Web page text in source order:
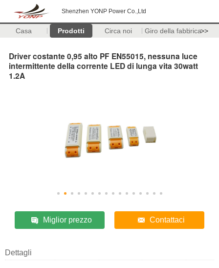
Shenzhen YONP Power Co.,Ltd
Casa Prodotti Circa noi Giro della fabbrica>>
Driver costante 0,95 alto PF EN55015, nessuna luce
intermittente della corrente LED di lunga vita 30watt
1.2A
Miglior prezzo Contattaci
Dettagli